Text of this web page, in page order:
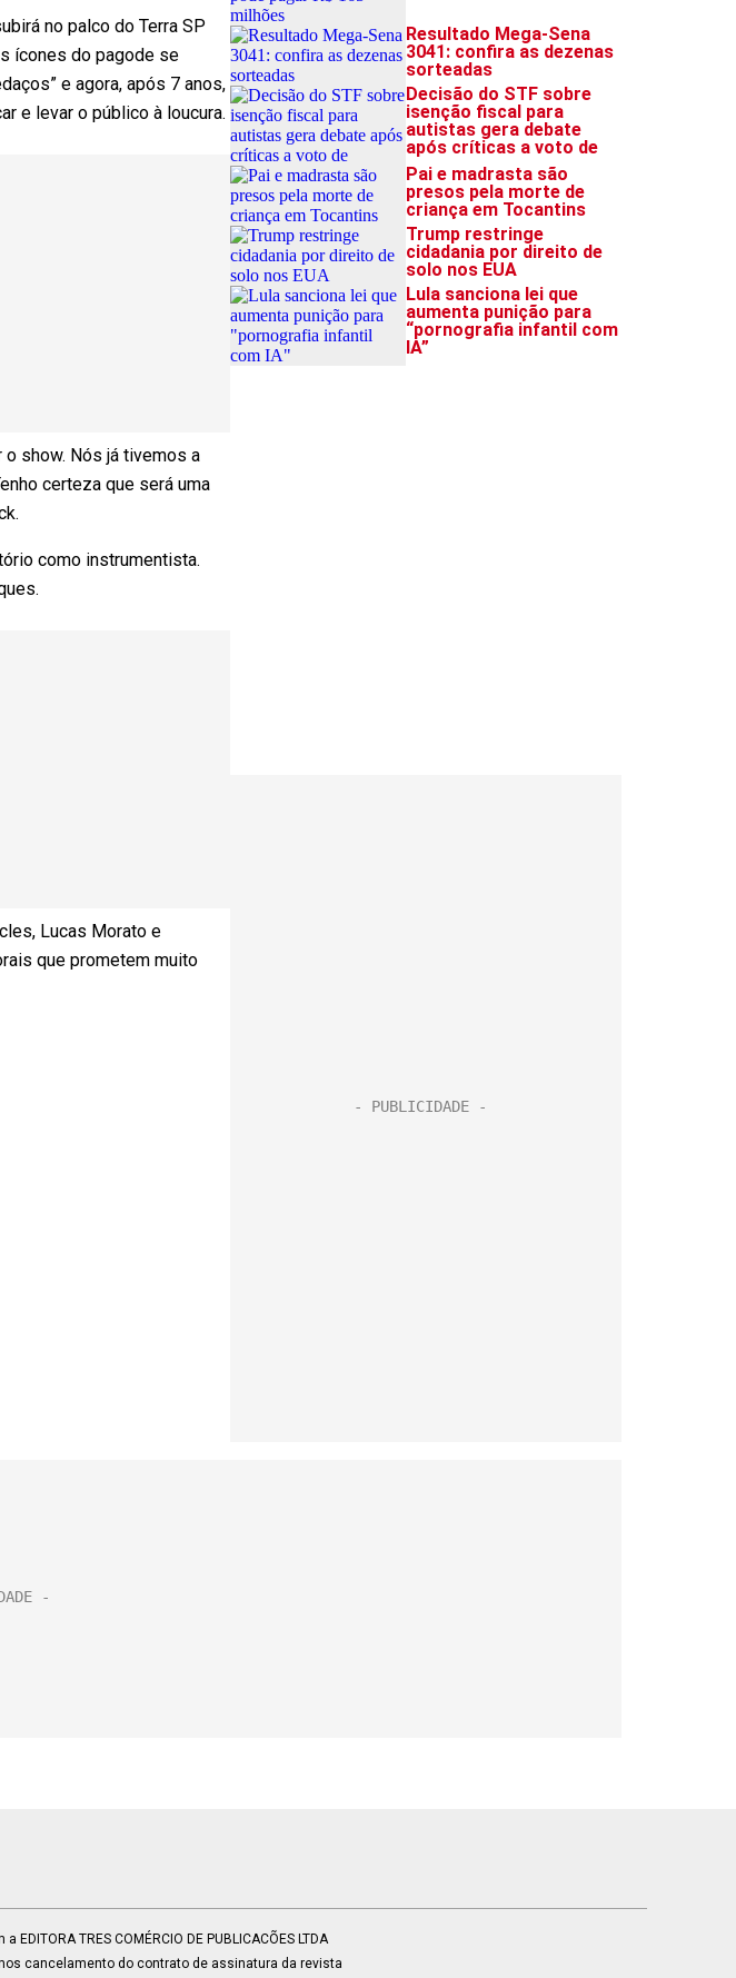
no palco do Terra SP
ícones do pagode se
e agora, após 7 anos,
e levar o público à loucura.
o show. Nós já tivemos a
certeza que será uma
como instrumentista.
Lucas Morato e
que prometem muito
TRES COMÉRCIO DE PUBLICACÕES LTDA
cancelamento do contrato de assinatura da revista